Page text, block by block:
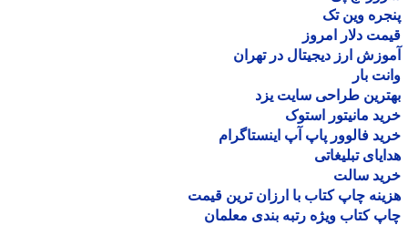
وین تک
دلار امروز
ارز دیجیتال در تهران
بار
طراحی سایت یزد
مانیتور استوک
فالوور پاپ آپ اینستاگرام
تبلیغاتی
سالت
چاپ کتاب با ارزان ترین قیمت
کتاب ویژه رتبه بندی معلمان